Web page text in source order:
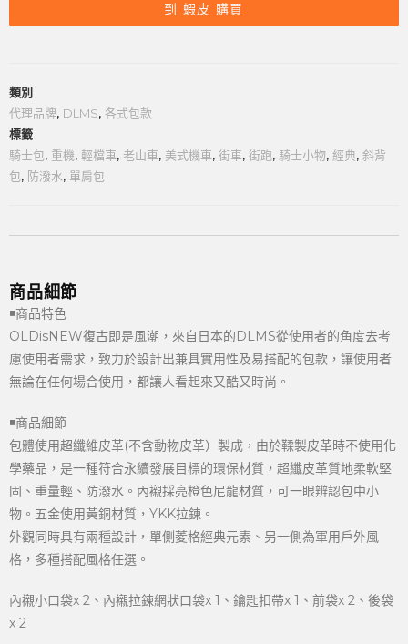
到 蝦皮 購買
類別
代理品牌, DLMS, 各式包款
標籤
騎士包, 重機, 輕檔車, 老山車, 美式機車, 街車, 街跑, 騎士小物, 經典, 斜背
包, 防潑水, 單肩包
商品細節
◾商品特色
OLDisNEW復古即是風潮，來自日本的DLMS從使用者的角度去考
慮使用者需求，致力於設計出兼具實用性及易搭配的包款，讓使用者
無論在任何場合使用，都讓人看起來又酷又時尚。
◾商品細節
包體使用超纖維皮革(不含動物皮革）製成，由於鞣製皮革時不使用化
學藥品，是一種符合永續發展目標的環保材質，超纖皮革質地柔軟堅
固、重量輕、防潑水。內襯採亮橙色尼龍材質，可一眼辨認包中小
物。五金使用黃銅材質，YKK拉鍊。
外觀同時具有兩種設計，單側菱格經典元素、另一側為軍用戶外風
格，多種搭配風格任選。
內襯小口袋x 2、內襯拉鍊網狀口袋x 1、鑰匙扣帶x 1、前袋x 2、後袋
x 2